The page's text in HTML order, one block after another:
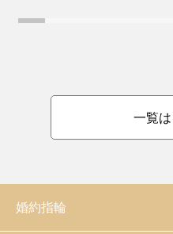
一覧
婚約指輪